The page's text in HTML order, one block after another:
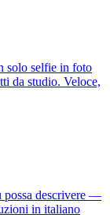
solo selfie in foto
da studio. Veloce,
possa descrivere —
in italiano